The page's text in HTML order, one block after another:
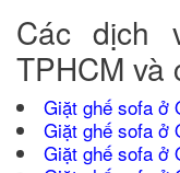
Các dịch
TPHCM và
Giặt ghế sofa ở
Giặt ghế sofa ở
Giặt ghế sofa ở